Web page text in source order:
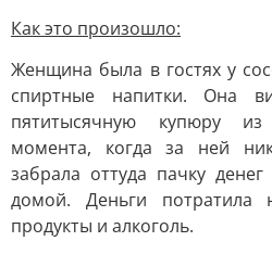
Как это произошло:
Женщина была в гостях у
спиртные напитки. Она
пятитысячную купюру
момента, когда за ней
забрала оттуда пачку
домой. Деньги потратила
продукты и алкоголь.